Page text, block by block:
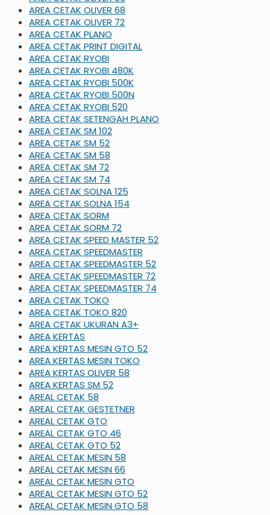
AREA CETAK OLIVER 68
AREA CETAK OLIVER 72
AREA CETAK PLANO
AREA CETAK PRINT DIGITAL
AREA CETAK RYOBI
AREA CETAK RYOBI 480K
AREA CETAK RYOBI 500K
AREA CETAK RYOBI 500N
AREA CETAK RYOBI 520
AREA CETAK SETENGAH PLANO
AREA CETAK SM 102
AREA CETAK SM 52
AREA CETAK SM 58
AREA CETAK SM 72
AREA CETAK SM 74
AREA CETAK SOLNA 125
AREA CETAK SOLNA 154
AREA CETAK SORM
AREA CETAK SORM 72
AREA CETAK SPEED MASTER 52
AREA CETAK SPEEDMASTER
AREA CETAK SPEEDMASTER 52
AREA CETAK SPEEDMASTER 72
AREA CETAK SPEEDMASTER 74
AREA CETAK TOKO
AREA CETAK TOKO 820
AREA CETAK UKURAN A3+
AREA KERTAS
AREA KERTAS MESIN GTO 52
AREA KERTAS MESIN TOKO
AREA KERTAS OLIVER 58
AREA KERTAS SM 52
AREAL CETAK 58
AREAL CETAK GESTETNER
AREAL CETAK GTO
AREAL CETAK GTO 46
AREAL CETAK GTO 52
AREAL CETAK MESIN 58
AREAL CETAK MESIN 66
AREAL CETAK MESIN GTO
AREAL CETAK MESIN GTO 52
AREAL CETAK MESIN GTO 58